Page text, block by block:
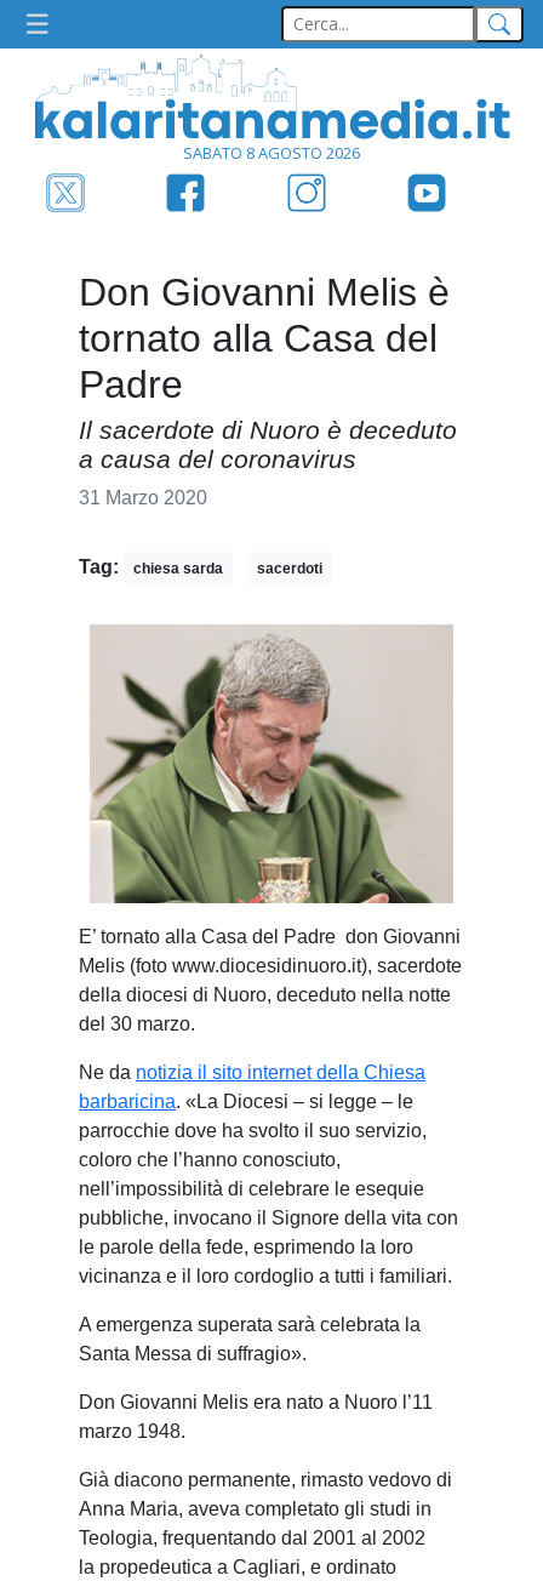
SABATO 8 AGOSTO 2026
Don Giovanni Melis è
tornato alla Casa del
Padre
Il sacerdote di Nuoro è deceduto
a causa del coronavirus
31 Marzo 2020
Tag: chiesa sarda sacerdoti
E’ tornato alla Casa del Padre don Giovanni
Melis (foto www.diocesidinuoro.it), sacerdote
della diocesi di Nuoro, deceduto nella notte
del 30 marzo.
Ne da notizia il sito internet della Chiesa
barbaricina. «La Diocesi – si legge – le
parrocchie dove ha svolto il suo servizio,
coloro che l’hanno conosciuto,
nell’impossibilità di celebrare le esequie
pubbliche, invocano il Signore della vita con
le parole della fede, esprimendo la loro
vicinanza e il loro cordoglio a tutti i familiari.
A emergenza superata sarà celebrata la
Santa Messa di suffragio».
Don Giovanni Melis era nato a Nuoro l’11
marzo 1948.
Già diacono permanente, rimasto vedovo di
Anna Maria, aveva completato gli studi in
Teologia, frequentando dal 2001 al 2002
la propedeutica a Cagliari, e ordinato